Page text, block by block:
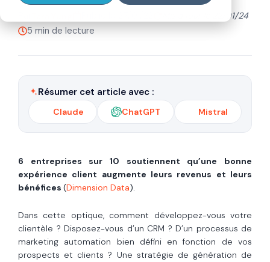
Mis à jour le 22/01/24
5 min de lecture
Résumer cet article avec :
Claude ChatGPT Mistral
6 entreprises sur 10 soutiennent qu’une bonne
expérience client augmente leurs revenus et leurs
bénéfices (Dimension Data).
Dans cette optique, comment développez-vous votre
clientèle ? Disposez-vous d’un CRM ? D’un processus de
marketing automation bien défini en fonction de vos
prospects et clients ? Une stratégie de génération de